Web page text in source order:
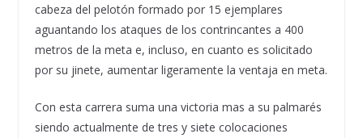
cabeza del pelotón formado por 15 ejemplares
aguantando los ataques de los contrincantes a 400
metros de la meta e, incluso, en cuanto es solicitado
por su jinete, aumentar ligeramente la ventaja en meta.
Con esta carrera suma una victoria mas a su palmarés
siendo actualmente de tres y siete colocaciones